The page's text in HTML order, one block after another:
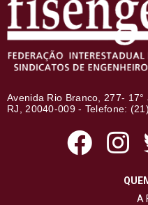
Avenida Rio Branco, 277-
RJ, 20040-009 - Telefone:
A